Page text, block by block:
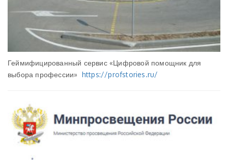
Геймифицированный сервис «Цифровой помощник для
выбора профессии» https://profstories.ru/